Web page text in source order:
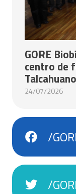
GORE
centro de
Talcahuano
24/07/2026
/
/